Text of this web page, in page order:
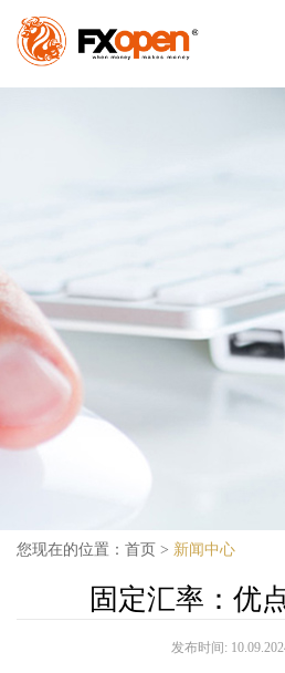
您现在的位置： 首页 > 新闻中心
固定汇率：优
发布时间: